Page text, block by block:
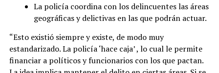
La policía coordina con los delincuentes las áreas
geográficas y delictivas en las que podrán actuar.
“Esto existió siempre y existe, de modo muy
estandarizado. La policía ‘hace caja’ , lo cual le permite
financiar a políticos y funcionarios con los que pactan.